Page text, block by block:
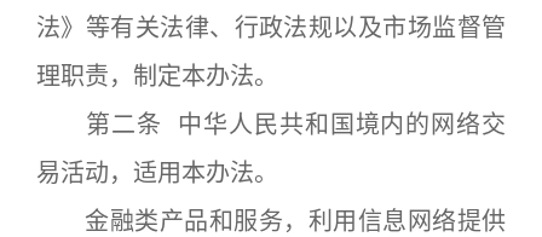
法》等有关法律、行政法规以及市场监督管
理职责，制定本办法。
第二条 中华人民共和国境内的网络交
易活动，适用本办法。
金融类产品和服务，利用信息网络提供